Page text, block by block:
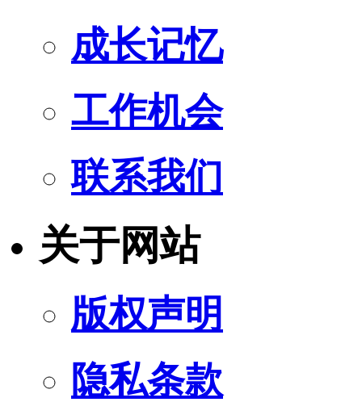
成长记忆
工作机会
联系我们
关于网站
版权声明
隐私条款